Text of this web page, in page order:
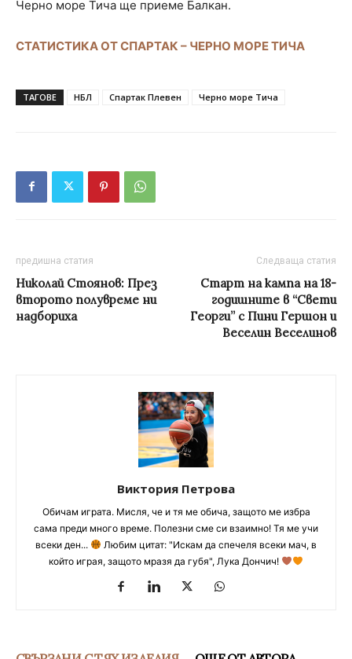
Черно море Тича ще приеме Балкан.
СТАТИСТИКА ОТ СПАРТАК – ЧЕРНО МОРЕ ТИЧА
ТАГОВЕ НБЛ Спартак Плевен Черно море Тича
предишна статия
Николай Стоянов: През
второто полувреме ни
надбориха
Следваща статия
Старт на кампа на 18-
годишните в “Свети
Георги” с Пини Гершон и
Веселин Веселинов
Виктория Петрова
Обичам играта. Мисля, че и тя ме обича, защото ме избра
сама преди много време. Полезни сме си взаимно! Тя ме учи
всеки ден...
Любим цитат: "Искам да спечеля всеки мач, в
който играя, защото мразя да губя", Лука Дончич!